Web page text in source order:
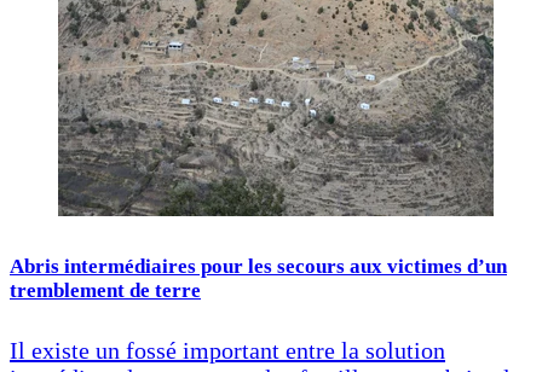
Abris intermédiaires pour les secours aux victimes d’un
tremblement de terre
Il existe un fossé important entre la solution